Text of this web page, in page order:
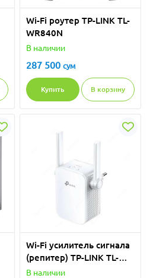
Wi-Fi роутер TP-LINK TL-
WR840N
В наличии
287 500 сум
Купить В корзину
Wi-Fi усилитель сигнала
(репитер) TP-LINK TL-
WA855RE
В наличии